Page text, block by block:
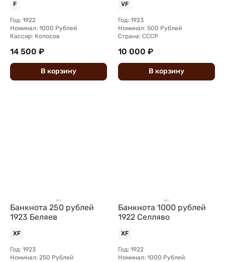
F
Год: 1922
Номинал: 1000 Рублей
Кассир: Колосов
14 500 ₽
В корзину
VF
Год: 1923
Номинал: 500 Рублей
Страна: СССР
10 000 ₽
В корзину
Банкнота 250 рублей
1923 Беляев
XF
Год: 1923
Номинал: 250 Рублей
Банкнота 1000 рублей
1922 Селляво
XF
Год: 1922
Номинал: 1000 Рублей